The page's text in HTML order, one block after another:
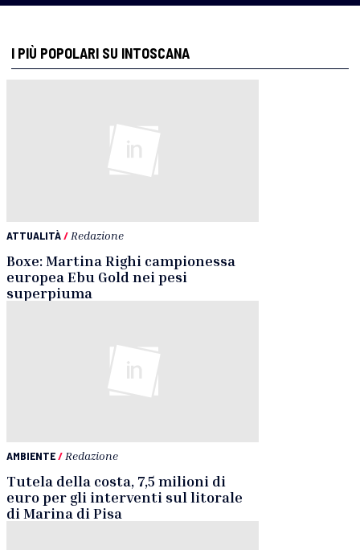
I PIÙ POPOLARI SU INTOSCANA
ATTUALITÀ/ Redazione
Boxe: Martina Righi campionessa
europea Ebu Gold nei pesi
superpiuma
AMBIENTE/ Redazione
Tutela della costa, 7,5 milioni di
euro per gli interventi sul litorale
di Marina di Pisa